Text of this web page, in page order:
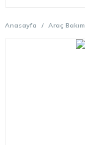
Anasayfa Araç Bakım